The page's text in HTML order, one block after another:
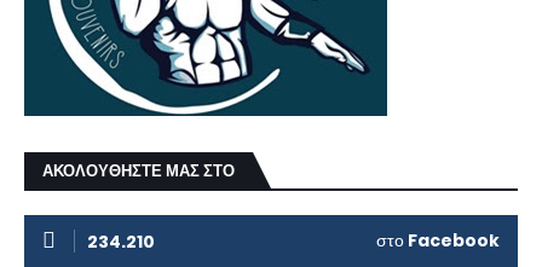
ΑΚΟΛΟΥΘΗΣΤΕ ΜΑΣ ΣΤΟ
234.210 στο Facebook